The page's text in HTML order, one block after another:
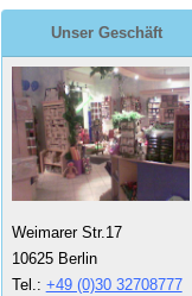
Unser Geschäft
Weimarer Str.17
10625 Berlin
Tel.: +49 (0)30 32708777